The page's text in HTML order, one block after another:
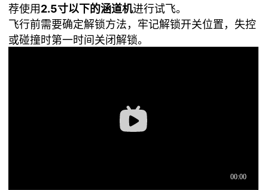
荐使用2.5寸以下的涵道机进行试飞。
飞行前需要确定解锁方法，牢记解锁开关位置，失控
或碰撞时第一时间关闭解锁。